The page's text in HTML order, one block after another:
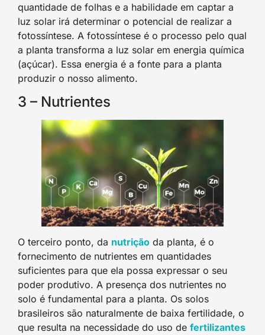
quantidade de folhas e a habilidade em captar a
luz solar irá determinar o potencial de realizar a
fotossíntese. A fotossíntese é o processo pelo qual
a planta transforma a luz solar em energia química
(açúcar). Essa energia é a fonte para a planta
produzir o nosso alimento.
3 – Nutrientes
O terceiro ponto, da nutrição da planta, é o
fornecimento de nutrientes em quantidades
suficientes para que ela possa expressar o seu
poder produtivo. A presença dos nutrientes no
solo é fundamental para a planta. Os solos
brasileiros são naturalmente de baixa fertilidade, o
que resulta na necessidade do uso de fertilizantes